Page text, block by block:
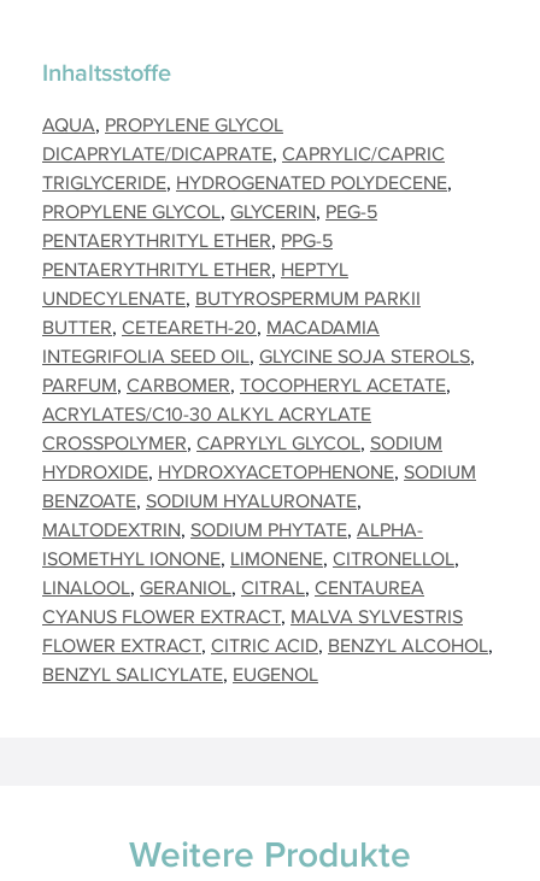
Inhaltsstoffe
AQUA PROPYLENE GLYCOL
DICAPRYLATE/DICAPRATE CAPRYLIC/CAPRIC
TRIGLYCERIDE HYDROGENATED POLYDECENE
PROPYLENE GLYCOL GLYCERIN PEG-5
PENTAERYTHRITYL ETHER PPG-5
PENTAERYTHRITYL ETHER HEPTYL
UNDECYLENATE BUTYROSPERMUM PARKII
BUTTER CETEARETH-20 MACADAMIA
INTEGRIFOLIA SEED OIL GLYCINE SOJA STEROLS
PARFUM CARBOMER TOCOPHERYL ACETATE
ACRYLATES/C10-30 ALKYL ACRYLATE
CROSSPOLYMER CAPRYLYL GLYCOL SODIUM
HYDROXIDE HYDROXYACETOPHENONE SODIUM
BENZOATE SODIUM HYALURONATE
MALTODEXTRIN SODIUM PHYTATE ALPHA-
ISOMETHYL IONONE LIMONENE CITRONELLOL
LINALOOL GERANIOL CITRAL CENTAUREA
CYANUS FLOWER EXTRACT MALVA SYLVESTRIS
FLOWER EXTRACT CITRIC ACID BENZYL ALCOHOL
BENZYL SALICYLATE EUGENOL
Weitere Produkte